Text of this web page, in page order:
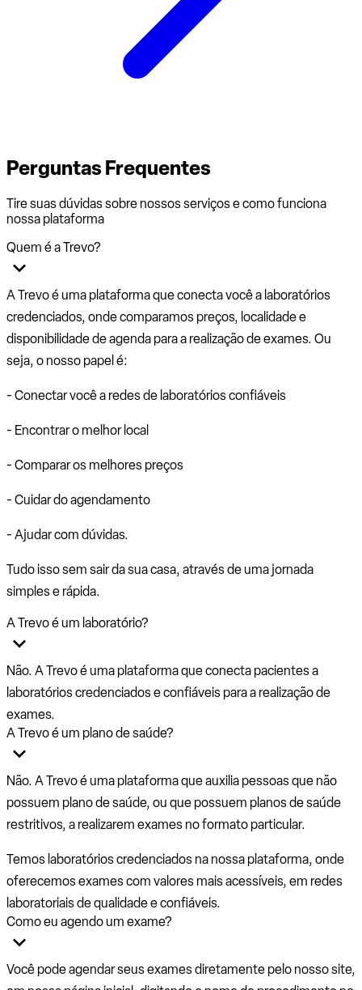
Perguntas Frequentes
Tire suas dúvidas sobre nossos serviços e como funciona
nossa plataforma
Quem é a Trevo?
A Trevo é uma plataforma que conecta você a laboratórios
credenciados, onde comparamos preços, localidade e
disponibilidade de agenda para a realização de exames. Ou
seja, o nosso papel é:
- Conectar você a redes de laboratórios confiáveis
- Encontrar o melhor local
- Comparar os melhores preços
- Cuidar do agendamento
- Ajudar com dúvidas.
Tudo isso sem sair da sua casa, através de uma jornada
simples e rápida.
A Trevo é um laboratório?
Não. A Trevo é uma plataforma que conecta pacientes a
laboratórios credenciados e confiáveis para a realização de
exames.
A Trevo é um plano de saúde?
Não. A Trevo é uma plataforma que auxilia pessoas que não
possuem plano de saúde, ou que possuem planos de saúde
restritivos, a realizarem exames no formato particular.
Temos laboratórios credenciados na nossa plataforma, onde
oferecemos exames com valores mais acessíveis, em redes
laboratoriais de qualidade e confiáveis.
Como eu agendo um exame?
Você pode agendar seus exames diretamente pelo nosso site,